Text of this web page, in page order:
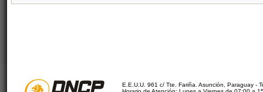
E.E.U.U. 961 c/ Tte. Fariña. Asunción, Paraguay -